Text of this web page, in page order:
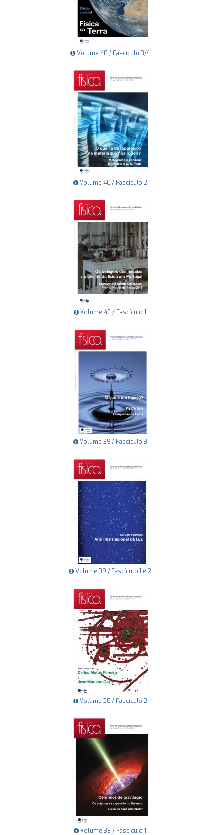
Volume 40 / Fascículo 3/4
Volume 40 / Fascículo 2
Volume 40 / Fascículo 1
Volume 39 / Fascículo 3
Volume 39 / Fascículo 1 e 2
Volume 38 / Fascículo 2
Volume 38 / Fascículo 1